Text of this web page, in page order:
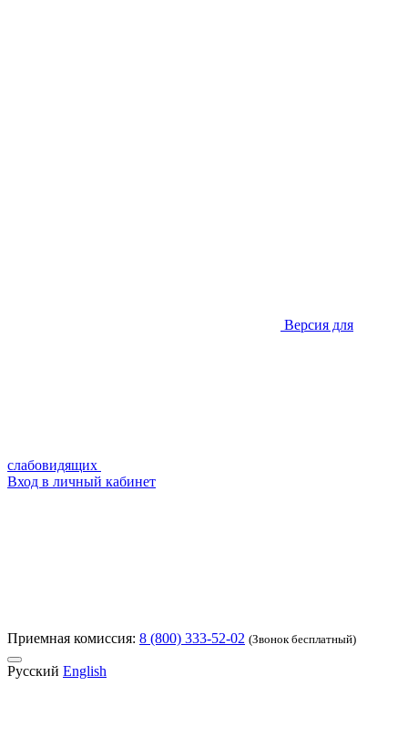
Версия для
слабовидящих
Вход в личный кабинет
Приемная комиссия: 8 (800) 333-52-02 (Звонок бесплатный)
Русский English